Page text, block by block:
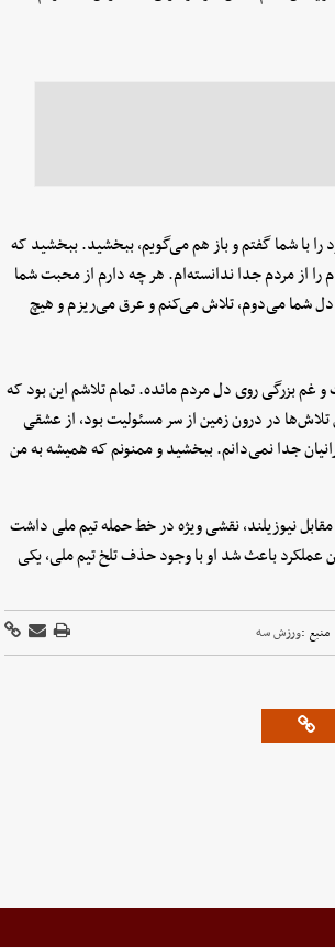
را با شما گفتم و باز هم می‌گویم، ببخشید. ببخشید که
از مردم جدا ندانسته‌ام. هر چه دارم از محبت شما
دل شما می‌دوم، تلاش می‌کنم و عرق می‌ریزم و هیچ
بزرگی روی دل مردم مانده. تمام تلاشم این بود که
در درون زمین از سر مسئولیت بود، از عشقی
جدا نمی‌دانم. ببخشید و ممنونم که همیشه به من
مقابل نیوزیلند، نقشی ویژه در خط حمله تیم ملی داشت
عملکرد باعث شد او با وجود حذف تلخ تیم ملی، یکی
منبع :ورزش سه